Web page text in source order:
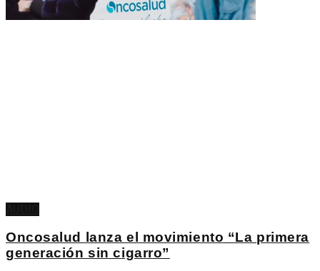
Oncosalud lanza el movimiento “La primera
generación sin cigarro”